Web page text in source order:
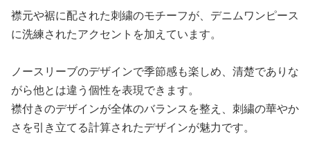
襟元や裾に配された刺繍のモチーフが、デニムワンピース
に洗練されたアクセントを加えています。
ノースリーブのデザインで季節感も楽しめ、清楚でありな
がら他とは違う個性を表現できます。
襟付きのデザインが全体のバランスを整え、刺繍の華やか
さを引き立てる計算されたデザインが魅力です。